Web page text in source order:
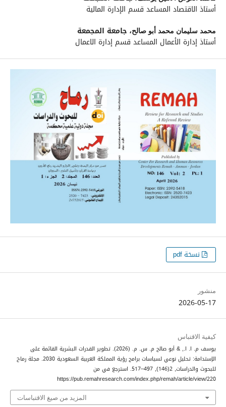
أستاذ الاقتصاد المساعد قسم الإدارة المالية
محمد سليمان محمد أبو صالح، جامعة المجمعة
أستاذ إدارة الأعمال المساعد قسم إدارة الاعمال
نسخة pdf
منشور
2026-05-17
كيفية الاقتباس
يوسف م. ا. ا., & أبو صالح م. س. م. (2026). تطوير القدرات البشرية القائمة على
الإستدامة: تحليل نوعي لسياسات برامج رؤية المملكة العربية السعودية 2030.
مجلة رماح
للبحوث والدراسات,
2
(146), 497–517. استرجع في من
https://pub.remahresearch.com/index.php/remah/article/view/220
المزيد من صيغ الاقتباسات